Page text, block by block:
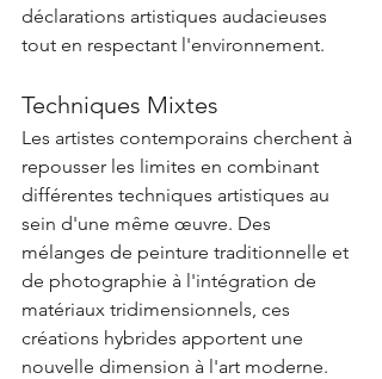
déclarations artistiques audacieuses
tout en respectant l'environnement.
Techniques Mixtes
Les artistes contemporains cherchent à
repousser les limites en combinant
différentes techniques artistiques au
sein d'une même œuvre. Des
mélanges de peinture traditionnelle et
de photographie à l'intégration de
matériaux tridimensionnels, ces
créations hybrides apportent une
nouvelle dimension à l'art moderne.